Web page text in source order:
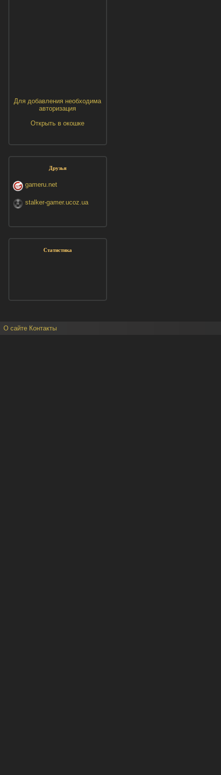
Для добавления необходима
авторизация
Открыть в окошке
Друзья
gameru.net
stalker-gamer.ucoz.ua
Статистика
О сайте Контакты